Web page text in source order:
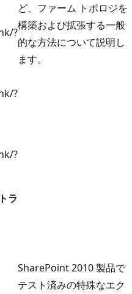
?
?
?
ど、ファーム トポロジを
構築および拡張する一般
的な方法について説明し
ます。
ラ
SharePoint 2010 製品で
テスト済みの特殊なエク